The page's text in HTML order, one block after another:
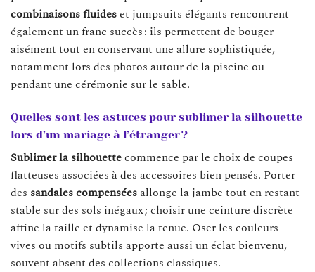
combinaisons fluideset jumpsuits élégants rencontrent
également un franc succès : ils permettent de bouger
aisément tout en conservant une allure sophistiquée,
notamment lors des photos autour de la piscine ou
pendant une cérémonie sur le sable.
Quelles sont les astuces pour sublimer la silhouette
lors d’un mariage à l’étranger ?
Sublimer la silhouettecommence par le choix de coupes
flatteuses associées à des accessoires bien pensés. Porter
des sandales compenséesallonge la jambe tout en restant
stable sur des sols inégaux ; choisir une ceinture discrète
affine la taille et dynamise la tenue. Oser les couleurs
vives ou motifs subtils apporte aussi un éclat bienvenu,
souvent absent des collections classiques.